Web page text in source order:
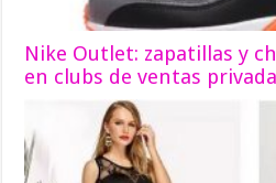
Nike Outlet: zapatillas y
en clubs de ventas